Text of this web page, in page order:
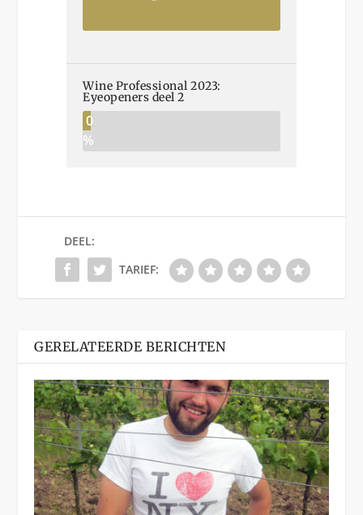
Wine Professional 2023:
Eyeopeners deel 2
0
%
DEEL:
TARIEF:
GERELATEERDE BERICHTEN